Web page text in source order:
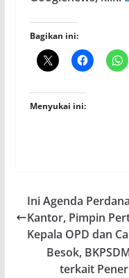
Bagikan ini:
Menyukai ini:
Ini Agenda
Kantor, Pimpin
Kepala OPD dan
Besok,
terkait